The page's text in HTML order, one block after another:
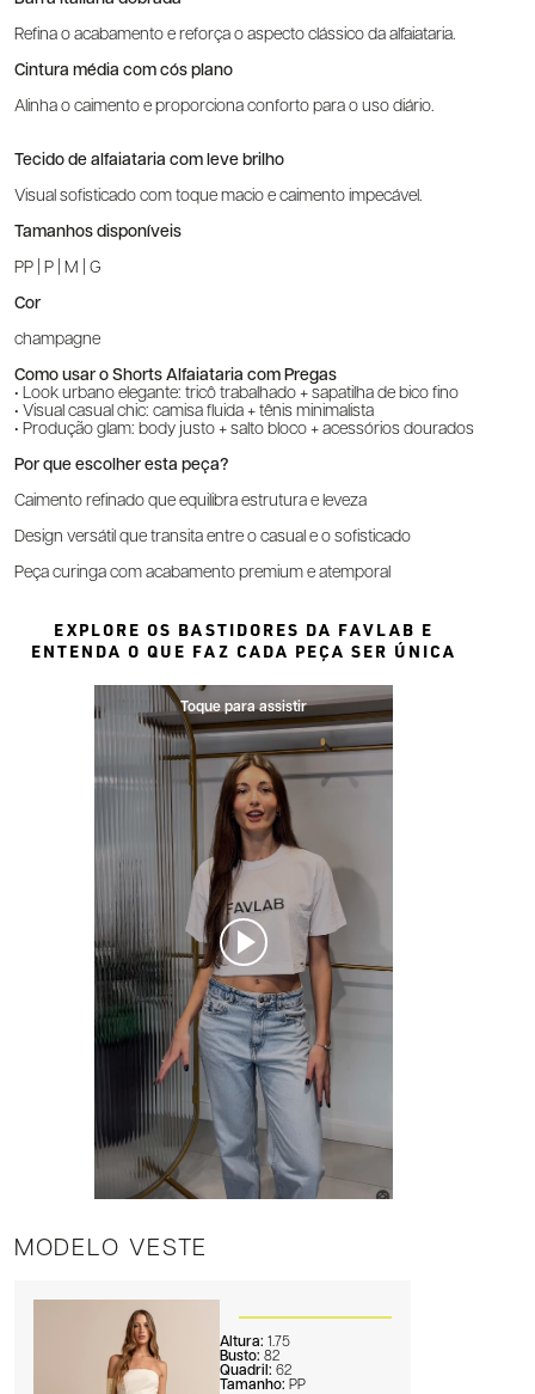
MODELO VESTE
Altura: 1.75
Busto: 82
Quadril: 62
Tamanho: PP
Refina o acabamento e reforça o aspecto clássico da alfaiataria.
Cintura média com cós plano
Alinha o caimento e proporciona conforto para o uso diário.
Tecido de alfaiataria com leve brilho
Visual sofisticado com toque macio e caimento impecável.
Tamanhos disponíveis
PP | P | M | G
Cor
champagne
Como usar o Shorts Alfaiataria com Pregas
• Look urbano elegante: tricô trabalhado + sapatilha de bico fino
• Visual casual chic: camisa fluida + tênis minimalista
• Produção glam: body justo + salto bloco + acessórios dourados
Por que escolher esta peça?
Caimento refinado que equilibra estrutura e leveza
Design versátil que transita entre o casual e o sofisticado
Peça curinga com acabamento premium e atemporal
EXPLORE OS BASTIDORES DA FAVLAB E
ENTENDA O QUE FAZ CADA PEÇA SER ÚNICA